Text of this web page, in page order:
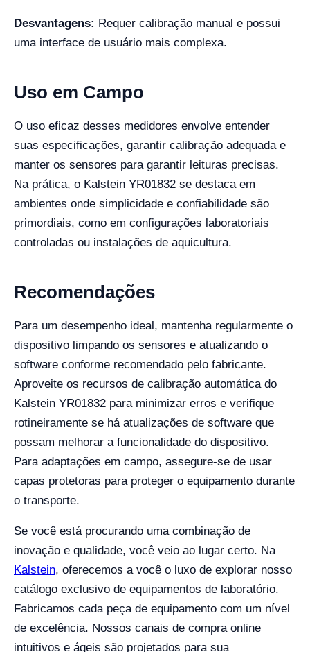
Desvantagens: Requer calibração manual e possui
uma interface de usuário mais complexa.
Uso em Campo
O uso eficaz desses medidores envolve entender
suas especificações, garantir calibração adequada e
manter os sensores para garantir leituras precisas.
Na prática, o Kalstein YR01832 se destaca em
ambientes onde simplicidade e confiabilidade são
primordiais, como em configurações laboratoriais
controladas ou instalações de aquicultura.
Recomendações
Para um desempenho ideal, mantenha regularmente o
dispositivo limpando os sensores e atualizando o
software conforme recomendado pelo fabricante.
Aproveite os recursos de calibração automática do
Kalstein YR01832 para minimizar erros e verifique
rotineiramente se há atualizações de software que
possam melhorar a funcionalidade do dispositivo.
Para adaptações em campo, assegure-se de usar
capas protetoras para proteger o equipamento durante
o transporte.
Se você está procurando uma combinação de
inovação e qualidade, você veio ao lugar certo. Na
Kalstein, oferecemos a você o luxo de explorar nosso
catálogo exclusivo de equipamentos de laboratório.
Fabricamos cada peça de equipamento com um nível
de excelência. Nossos canais de compra online
intuitivos e ágeis são projetados para sua